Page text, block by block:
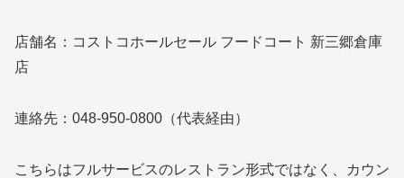
店舗名：コストコホールセール フードコート 新三郷倉庫
店
連絡先：048-950-0800（代表経由）
こちらはフルサービスのレストラン形式ではなく、カウン